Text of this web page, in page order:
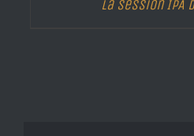
La Session IPA